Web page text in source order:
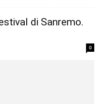
di Sanremo.
0